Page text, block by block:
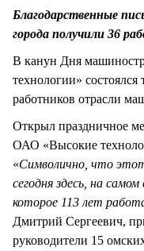
Благодарственные
города получили 36
В канун Дня
технологии»
работников отрасли
Открыл праздничное
ОАО «Высокие
«Символично, что
сегодня здесь, на
которое 113 лет
Дмитрий Сергеевич,
руководители 15